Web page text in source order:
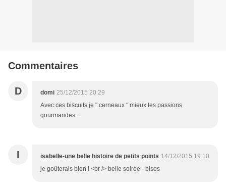
Commentaires
D domi 25/12/2015 20:29
Avec ces biscuits je " cerneaux " mieux tes passions
gourmandes...
I isabelle-une belle histoire de petits points 14/12/2015 19:10
je goûterais bien ! <br /> belle soirée - bises